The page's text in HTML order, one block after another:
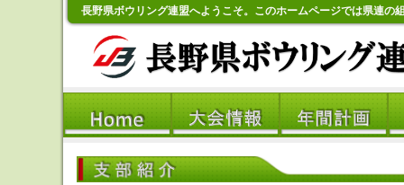
長野県ボウリング連盟へようこそ。このホームページでは県連